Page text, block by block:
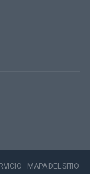
MAPA DEL SITIO